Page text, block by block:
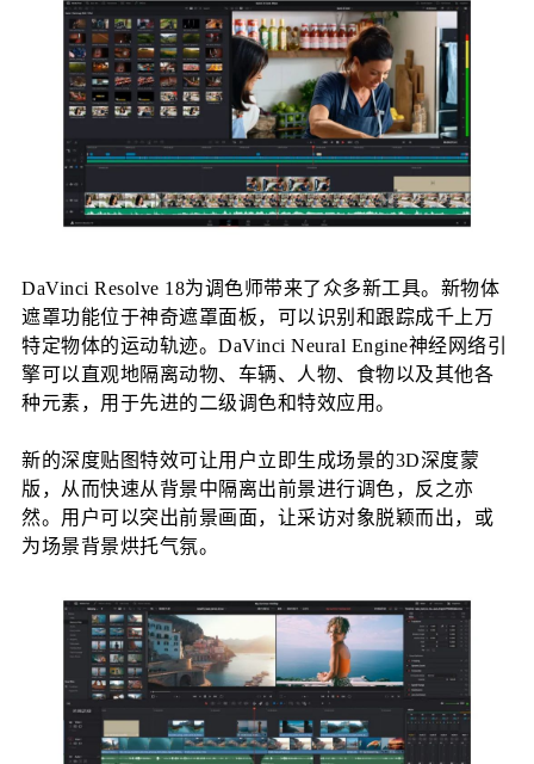
DaVinci Resolve 18为调色师带来了众多新工具。新物体
遮罩功能位于神奇遮罩面板，可以识别和跟踪成千上万
特定物体的运动轨迹。DaVinci Neural Engine神经网络引
擎可以直观地隔离动物、车辆、人物、食物以及其他各
种元素，用于先进的二级调色和特效应用。
新的深度贴图特效可让用户立即生成场景的3D深度蒙
版，从而快速从背景中隔离出前景进行调色，反之亦
然。用户可以突出前景画面，让采访对象脱颖而出，或
为场景背景烘托气氛。